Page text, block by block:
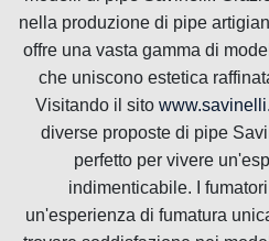
nella produzione di pipe
offre una vasta gamma di
che uniscono estetica
Visitando il sito
diverse proposte di pipe
perfetto per vivere
indimenticabile. I
un'esperienza di fumatura